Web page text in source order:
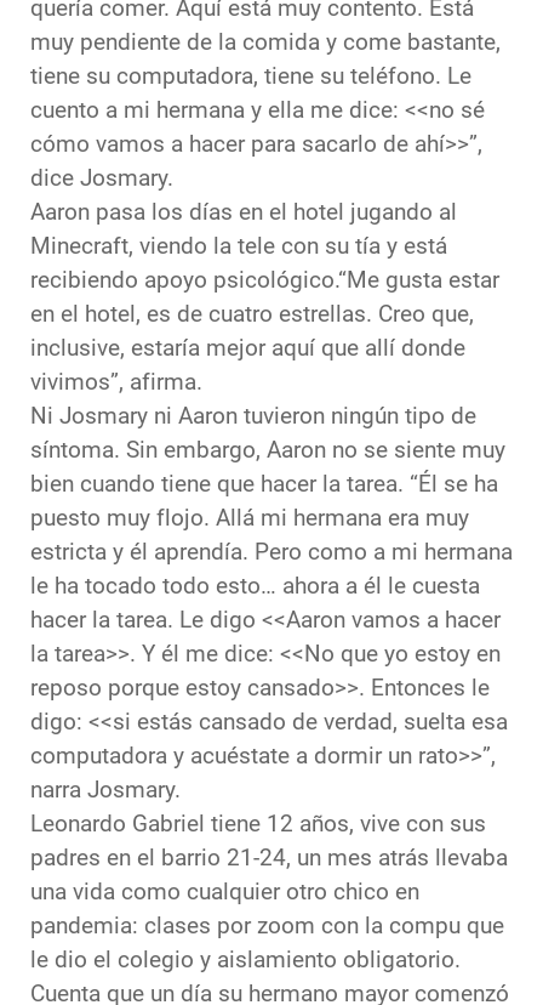
quería comer. Aquí está muy contento. Está
muy pendiente de la comida y come bastante,
tiene su computadora, tiene su teléfono. Le
cuento a mi hermana y ella me dice: <<no sé
cómo vamos a hacer para sacarlo de ahí>>”,
dice Josmary.
Aaron pasa los días en el hotel jugando al
Minecraft, viendo la tele con su tía y está
recibiendo apoyo psicológico.“Me gusta estar
en el hotel, es de cuatro estrellas. Creo que,
inclusive, estaría mejor aquí que allí donde
vivimos”, afirma.
Ni Josmary ni Aaron tuvieron ningún tipo de
síntoma. Sin embargo, Aaron no se siente muy
bien cuando tiene que hacer la tarea. “Él se ha
puesto muy flojo. Allá mi hermana era muy
estricta y él aprendía. Pero como a mi hermana
le ha tocado todo esto… ahora a él le cuesta
hacer la tarea. Le digo <<Aaron vamos a hacer
la tarea>>. Y él me dice: <<No que yo estoy en
reposo porque estoy cansado>>. Entonces le
digo: <<si estás cansado de verdad, suelta esa
computadora y acuéstate a dormir un rato>>”,
narra Josmary.
Leonardo Gabriel tiene 12 años, vive con sus
padres en el barrio 21-24, un mes atrás llevaba
una vida como cualquier otro chico en
pandemia: clases por zoom con la compu que
le dio el colegio y aislamiento obligatorio.
Cuenta que un día su hermano mayor comenzó